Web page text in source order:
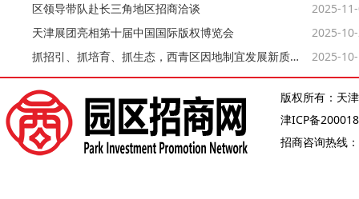
区领导带队赴长三角地区招商洽谈
2025-
天津展团亮相第十届中国国际版权博览会
2025-
抓招引、抓培育、抓生态，西青区因地制宜发展新质生产力
2025-
版权所有：天
津ICP备
招商咨询热线：